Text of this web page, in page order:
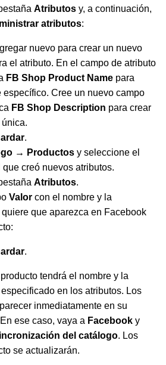
Atributos y, a continuación,
atributos:
nuevo para crear un nuevo
el atributo. En el campo de atributo
FB Shop Product Name para
específico. Cree un nuevo campo
FB Shop Description para crear
.
→ Productos y seleccione el
creó nuevos atributos.
Atributos.
Valor con el nombre y la
que aparezca en Facebook
.
tendrá el nombre y la
en los atributos. Los
inmediatamente en su
ese caso, vaya a Facebook y
del catálogo. Los
se actualizarán.